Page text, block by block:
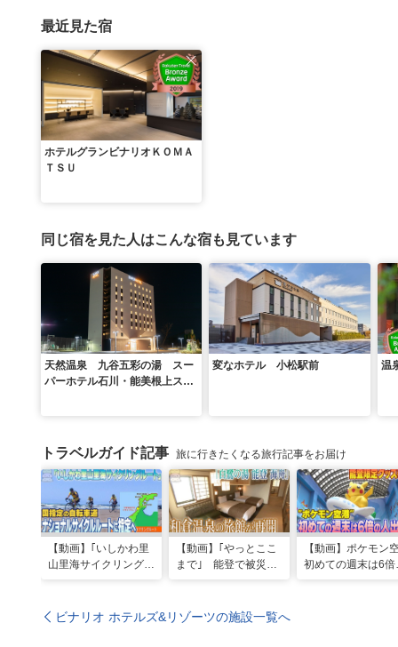
最近見た宿
ホテルグランビナリオＫＯＭＡ
ＴＳＵ
同じ宿を見た人はこんな宿も見ています
天然温泉 九谷五彩の湯 スー
パーホテル石川・能美根上スマ
変なホテル 小松駅前 温
トラベルガイド記事 旅に行きたくなる旅行記事をお届け
【動画】｢いしかわ里
山里海サイクリングル
ルルート”に指定へ
【動画】｢やっとここ
まで｣ 能登で被災の
の日に従業員は…
【動画】ポケモン
初めての週末は6倍
ビナリオ ホテルズ&リゾーツの施設一覧へ